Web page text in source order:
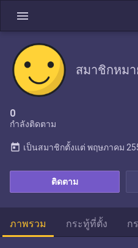
menu
สมาชิกหมา
0
กำลังติดตาม
ติดตาม
today เป็นสมาชิกตั้งแต่ พฤษภาคม
ภาพรวม กระทู้ที่ตั้ง ก